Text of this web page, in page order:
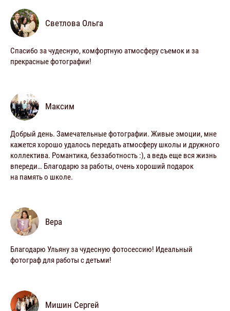
Светлова Ольга
Спасибо за чудесную, комфортную атмосферу съемок и за
прекрасные фотографии!
Максим
Добрый день. Замечательные фотографии. Живые эмоции, мне
кажется хорошо удалось передать атмосферу школы и дружного
коллектива. Романтика, беззаботность :), а ведь еще вся жизнь
впереди… Благодарю за работы, очень хороший подарок
на память о школе.
Вера
Благодарю Ульяну за чудесную фотосессию! Идеальный
фотограф для работы с детьми!
Мишин Сергей